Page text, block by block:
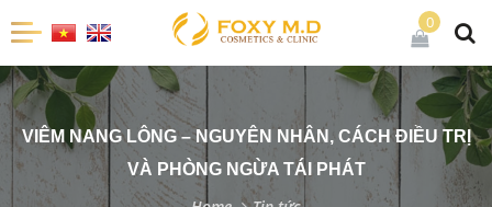
0
VIÊM NANG LÔNG – NGUYÊN NHÂN, CÁCH ĐIỀU TRỊ
VÀ PHÒNG NGỪA TÁI PHÁT